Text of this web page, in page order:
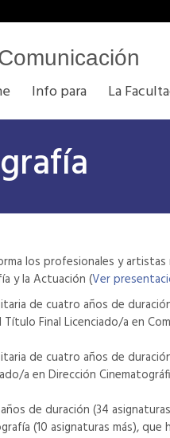
Info para La
los profesionales y
y la Actuación (Ver
de cuatro años de
Final Licenciado/a en
de cuatro años de
a en Dirección
de duración (34
(10 asignaturas más),